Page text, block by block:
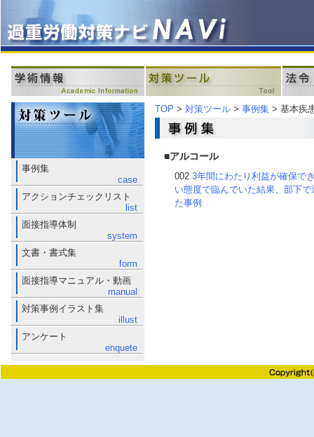
事例集
case
アクションチェックリスト
list
面接指導体制
system
文書・書式集
form
面接指導マニュアル・動画
manual
対策事例イラスト集
illust
アンケート
enquete
TOP > 対策ツール > 事例集 > 基本疾
■アルコール
002 3年間にわたり利益が確保で
い態度で臨んでいた結果、部下
た事例